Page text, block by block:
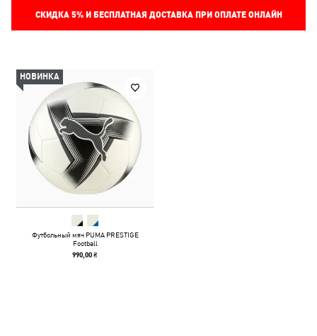
СКИДКА 5%И БЕСПЛАТНАЯ ДОСТАВКА ПРИ ОПЛАТЕ ОНЛАЙН
НОВИНКА
Футбольный мяч PUMA PRESTIGE
Football
990,00 ₴